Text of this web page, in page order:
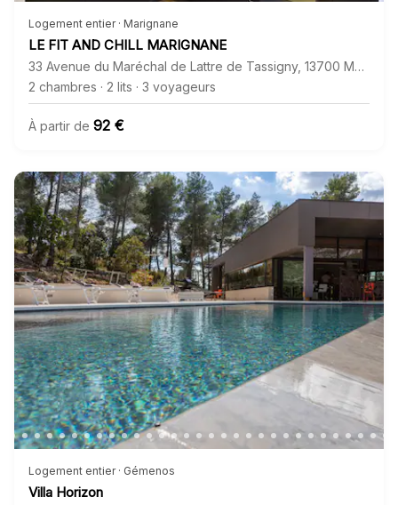
Logement entier · Marignane
LE FIT AND CHILL MARIGNANE
33 Avenue du Maréchal de Lattre de Tassigny, 13700 Marignane
2 chambres · 2 lits · 3 voyageurs
À partir de 92 €
Logement entier · Gémenos
Villa Horizon